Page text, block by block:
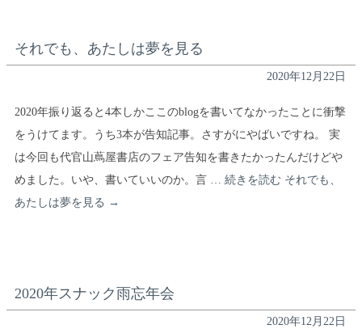
それでも、あたしは夢を見る
2020年12月22日
2020年振り返ると4本しかここのblogを書いてなかったことに衝撃
をうけてます。うち3本が告知記事。さすがにやばいですね。 実
は今回も代官山蔦屋書店のフェア告知を書きたかったんだけどや
めました。いや、書いていいのか。言 … 続きを読む それでも、
あたしは夢を見る →
2020年スナック雨忘年会
2020年12月22日